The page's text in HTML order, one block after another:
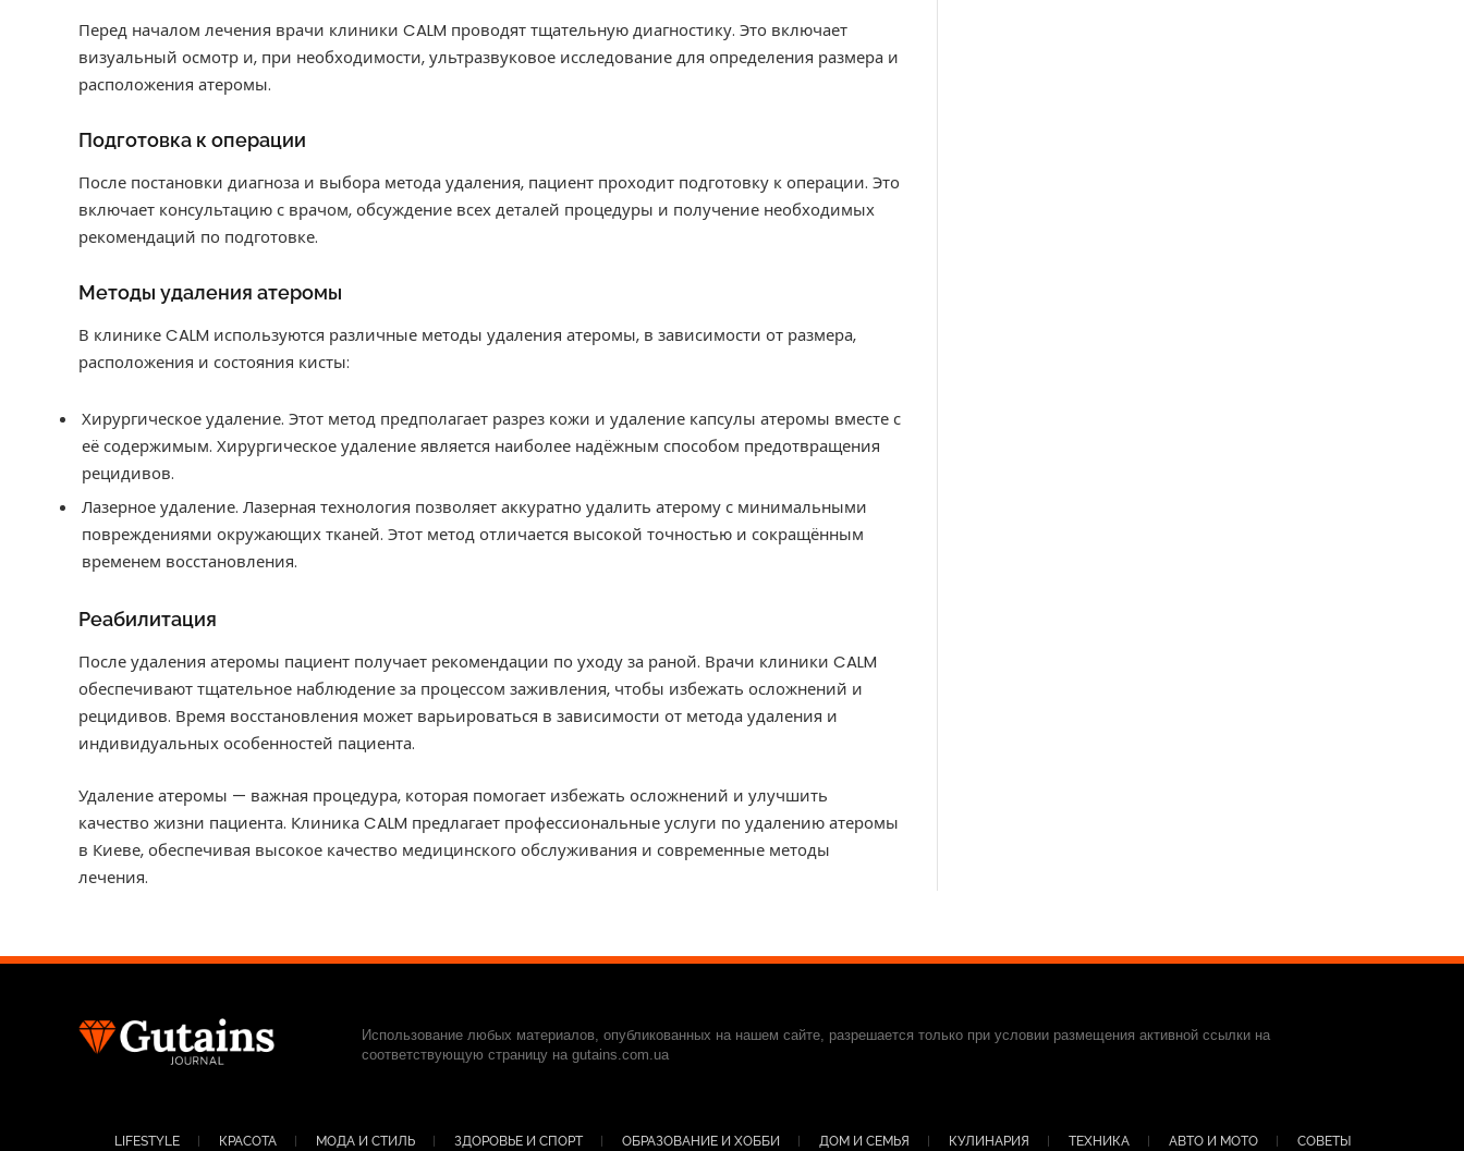
Перед началом лечения врачи клиники CALM проводят тщательную диагностику. Это включает
визуальный осмотр и, при необходимости, ультразвуковое исследование для определения размера и
расположения атеромы.
Подготовка к операции
После постановки диагноза и выбора метода удаления, пациент проходит подготовку к операции. Это
включает консультацию с врачом, обсуждение всех деталей процедуры и получение необходимых
рекомендаций по подготовке.
Методы удаления атеромы
В клинике CALM используются различные методы удаления атеромы, в зависимости от размера,
расположения и состояния кисты:
Хирургическое удаление. Этот метод предполагает разрез кожи и удаление капсулы атеромы вместе с
её содержимым. Хирургическое удаление является наиболее надёжным способом предотвращения
рецидивов.
Лазерное удаление. Лазерная технология позволяет аккуратно удалить атерому с минимальными
повреждениями окружающих тканей. Этот метод отличается высокой точностью и сокращённым
временем восстановления.
Реабилитация
После удаления атеромы пациент получает рекомендации по уходу за раной. Врачи клиники CALM
обеспечивают тщательное наблюдение за процессом заживления, чтобы избежать осложнений и
рецидивов. Время восстановления может варьироваться в зависимости от метода удаления и
индивидуальных особенностей пациента.
Удаление атеромы — важная процедура, которая помогает избежать осложнений и улучшить
качество жизни пациента. Клиника CALM предлагает профессиональные услуги по удалению атеромы
в Киеве, обеспечивая высокое качество медицинского обслуживания и современные методы
лечения.
Использование любых материалов, опубликованных на нашем сайте, разрешается только при условии размещения активной ссылки на
соответствующую страницу на gutains.com.ua
LIFESTYLE КРАСОТА МОДА И СТИЛЬ ЗДОРОВЬЕ И СПОРТ ОБРАЗОВАНИЕ И ХОББИ ДОМ И СЕМЬЯ КУЛИНАРИЯ ТЕХНИКА АВТО И МОТО СОВЕТЫ